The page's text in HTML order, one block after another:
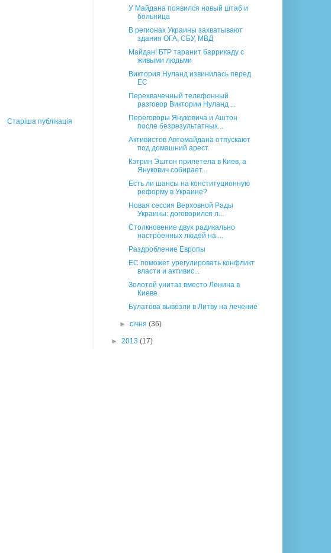
Старіша публікація
У Майдана появился новый штаб и
больница
В регионах Украины захватывают
здания ОГА, СБУ, МВД
Майдан! БТР таранит баррикаду c
живыми людьми
Виктория Нуланд извинилась перед
ЕС
Перехваченный телефонный
разговор Виктории Нуланд ...
Переговоры Януковича и Аштон
после безрезультатных...
Активистов Автомайдана отпускают
под домашний арест.
Кэтрин Эштон прилетела в Киев, а
Янукович собирает...
Есть ли шансы на конституционную
реформу в Украине?
Новая сессия Верховной Рады
Украины: договорился л...
Столкновение двух радикально
настроенных людей на ...
Раздробление Европы
ЕС поможет урегулировать конфликт
власти и активис...
Золотой унитаз вместо Ленина в
Киеве
Булатова вывезли в Литву на лечение
►січня(36)
► 2013 (17)